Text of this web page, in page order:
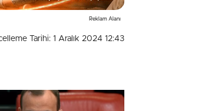
Reklam Alanı
Tarihi: 1 Aralık 2024 12:43